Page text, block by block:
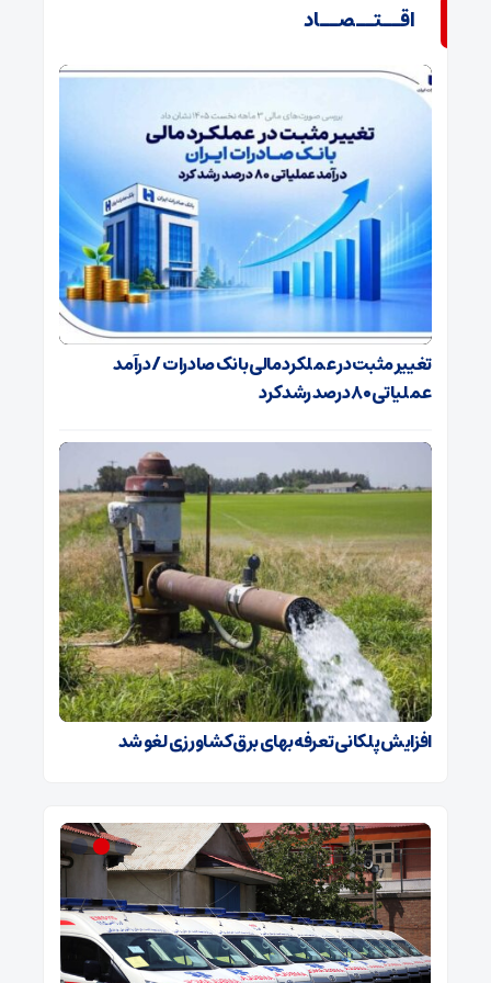
اقــتــصــاد
تغییر مثبت در عملکرد مالی بانک صادرات / درآمد
عملیاتی ۸۰ درصد رشد کرد
افزایش پلکانی تعرفه بهای برق کشاورزی لغو شد